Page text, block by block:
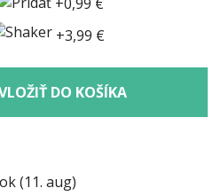
+3,99 €
DO KOŠÍKA
(11. aug)